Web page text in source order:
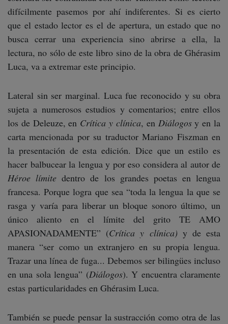
difícilmente pasemos por ahí indiferentes. Si es cierto
que el estado lector es el de apertura, un estado que no
busca cerrar una experiencia sino abrirse a ella, la
lectura, no sólo de este libro sino de la obra de Ghérasim
Luca, va a extremar este principio.
Lateral sin ser marginal. Luca fue reconocido y su obra
sujeta a numerosos estudios y comentarios; entre ellos
los de Deleuze, en Crítica y clínica, en Diálogosy en la
carta mencionada por su traductor Mariano Fiszman en
la presentación de esta edición. Dice que un estilo es
hacer balbucear la lengua y por eso considera al autor de
Héroe límite dentro de los grandes poetas en lengua
francesa. Porque logra que sea “toda la lengua la que se
rasga y varía para liberar un bloque sonoro último, un
único aliento en el límite del grito TE AMO
APASIONADAMENTE” (Crítica y clínica) y de esta
manera “ser como un extranjero en su propia lengua.
Trazar una línea de fuga... Debemos ser bilingües incluso
en una sola lengua” (Diálogos). Y encuentra claramente
estas particularidades en Ghérasim Luca.
También se puede pensar la sustracción como otra de las